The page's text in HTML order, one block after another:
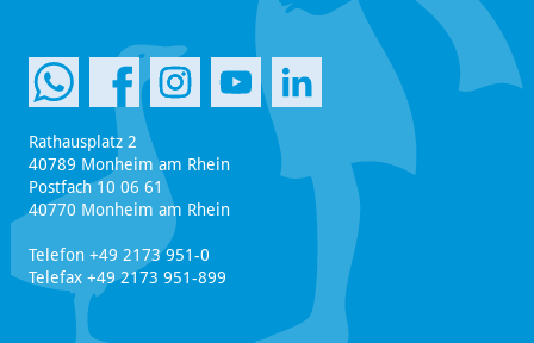
Rathausplatz 2
40789 Monheim am Rhein
Postfach 10 06 61
40770 Monheim am Rhein
Telefon +49 2173 951-0
Telefax +49 2173 951-899